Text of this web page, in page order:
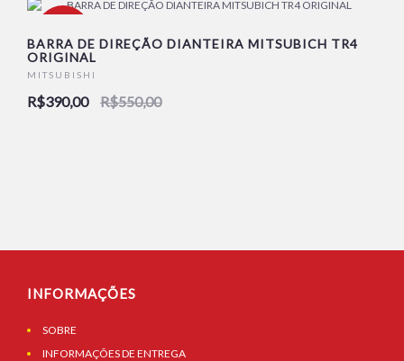
BARRA DE DIREÇÃO DIANTEIRA MITSUBICH TR4
ORIGINAL
MITSUBISHI
R$390,00 R$550,00
INFORMAÇÕES
SOBRE
INFORMAÇÕES DE ENTREGA